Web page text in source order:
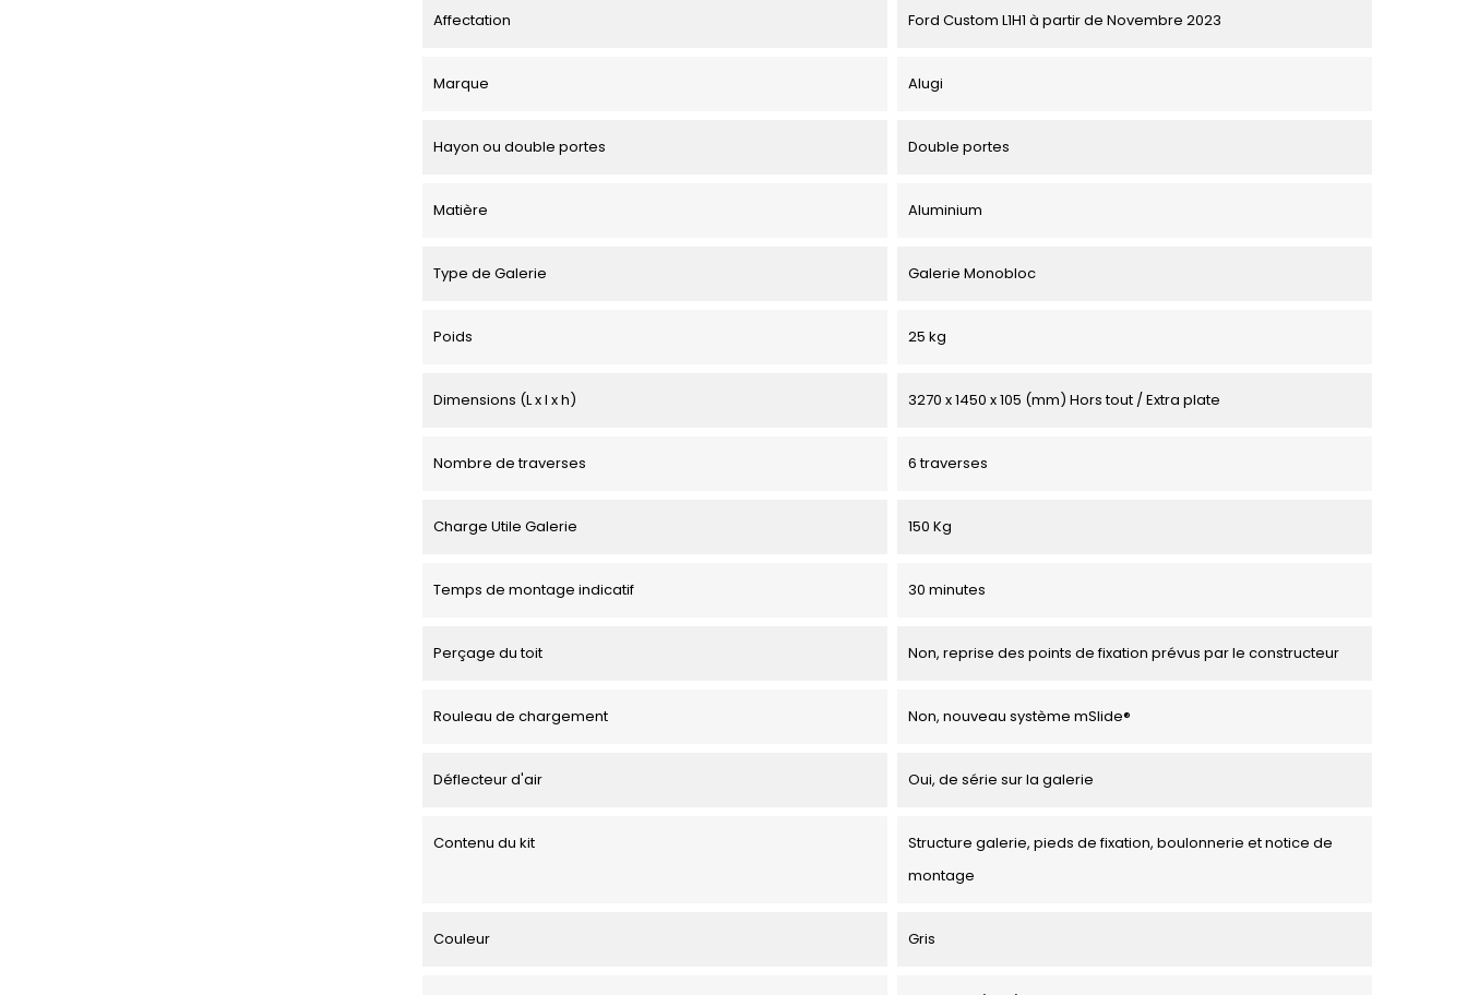
Affectation Ford Custom L1H1 à partir de Novembre 2023
Marque Alugi
Hayon ou double portes Double portes
Matière Aluminium
Type de Galerie Galerie Monobloc
Poids 25 kg
Dimensions (L x l x h) 3270 x 1450 x 105 (mm) Hors tout / Extra plate
Nombre de traverses 6 traverses
Charge Utile Galerie 150 Kg
Temps de montage indicatif 30 minutes
Perçage du toit Non, reprise des points de fixation prévus par le constructeur
Rouleau de chargement Non, nouveau système mSlide®
Déflecteur d'air Oui, de série sur la galerie
Contenu du kit
Structure galerie, pieds de fixation, boulonnerie et notice de
montage
Couleur Gris